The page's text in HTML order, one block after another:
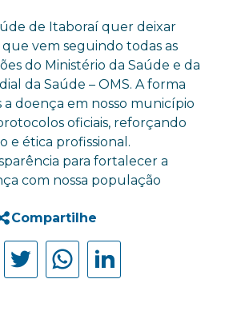
de Itaboraí quer deixar
vem seguindo todas as
do Ministério da Saúde e da
da Saúde – OMS. A forma
doença em nosso município
oficiais, reforçando
e ética profissional.
para fortalecer a
com nossa população
Compartilhe